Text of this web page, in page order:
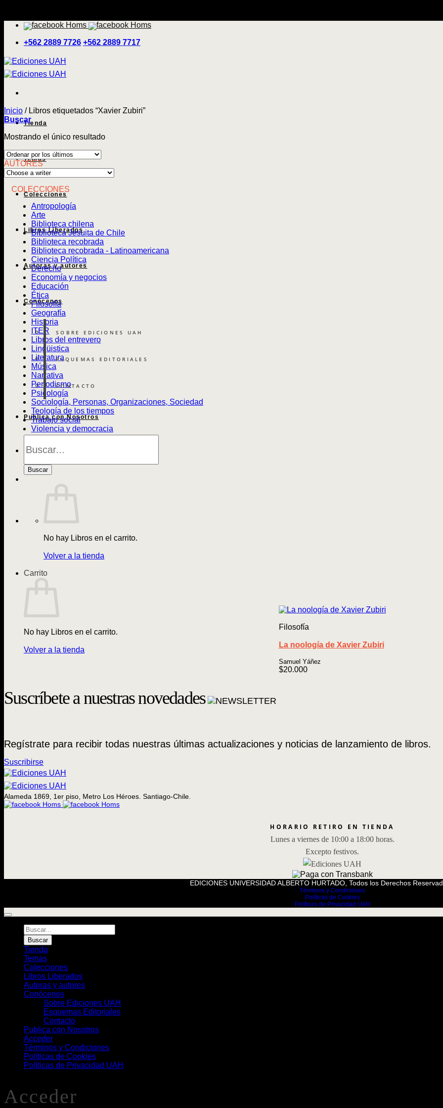
contenido
+562 2889 7726 +562 2889 7717
Tienda
Temas
Colecciones
Libros Liberados
Autoras y autores
Conócenos
SOBRE EDICIONES UAH
ESQUEMAS EDITORIALES
CONTACTO
Publica con Nosotros
de
Buscar
No hay Libros en el carrito.
Volver a la tienda
Carrito
No hay Libros en el carrito.
Volver a la tienda
Inicio /Libros etiquetados “Xavier Zubiri”
Buscar
Mostrando el único resultado
AUTORES
COLECCIONES
Antropología
Arte
Biblioteca chilena
Biblioteca Jesuita de Chile
Biblioteca recobrada
Biblioteca recobrada - Latinoamericana
Ciencia Política
Derecho
Economía y negocios
Educación
Ética
Filosofía
Geografía
Historia
ITER
Libros del entrevero
Lingüistica
Literatura
Música
Narrativa
Periodismo
Psicología
Sociología, Personas, Organizaciones, Sociedad
Teología de los tiempos
Trabajo social
Violencia y democracia
Filosofía
La noología de Xavier Zubiri
Samuel Yáñez
$20.000
Suscríbete a nuestras novedades
Regístrate para recibir todas nuestras últimas actualizaciones y noticias de lanzamiento de libros.
Suscribirse
Alameda 1869, 1er piso, Metro Los Héroes. Santiago-Chile.
HORARIO RETIRO EN TIENDA
Lunes a viernes de 10:00 a 18:00 horas.
Excepto festivos.
EDICIONES UNIVERSIDAD ALBERTO HURTADO, Todos los Derechos
Términos y Condiciones
Políticas de Cookies
Políticas de Privacidad UAH
Búsqueda
de
Libros
Buscar
Tienda
Temas
Colecciones
Libros Liberados
Autoras y autores
Conócenos
Sobre Ediciones UAH
Esquemas Editoriales
Contacto
Publica con Nosotros
Acceder
Términos y Condiciones
Políticas de Cookies
Políticas de Privacidad UAH
Acceder